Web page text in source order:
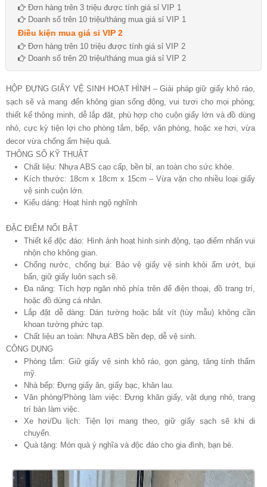
Đơn hàng trên 3 triệu được tính giá sỉ VIP 1
Doanh số trên 10 triệu/tháng mua giá sỉ VIP 1
Điều kiện mua giá sỉ VIP 2
Đơn hàng trên 10 triệu được tính giá sỉ VIP 2
Doanh số trên 20 triệu/tháng mua giá sỉ VIP 2
HỘP ĐỰNG GIẤY VỆ SINH HOẠT HÌNH – Giải pháp giữ giấy khô ráo,
sạch sẽ và mang đến không gian sống động, vui tươi cho mọi phòng;
thiết kế thông minh, dễ lắp đặt, phù hợp cho cuộn giấy lớn và đồ dùng
nhỏ, cực kỳ tiện lợi cho phòng tắm, bếp, văn phòng, hoặc xe hơi, vừa
decor vừa chống ẩm hiệu quả.
THÔNG SỐ KỸ THUẬT
Chất liệu: Nhựa ABS cao cấp, bền bỉ, an toàn cho sức khỏe.
Kích thước: 18cm x 18cm x 15cm – Vừa vặn cho nhiều loại giấy
vệ sinh cuộn lớn.
Kiểu dáng: Hoạt hình ngộ nghĩnh
ĐẶC ĐIỂM NỔI BẬT
Thiết kế độc đáo: Hình ảnh hoạt hình sinh động, tạo điểm nhấn vui
nhộn cho không gian.
Chống nước, chống bụi: Bảo vệ giấy vệ sinh khỏi ẩm ướt, bụi
bẩn, giữ giấy luôn sạch sẽ.
Đa năng: Tích hợp ngăn nhỏ phía trên để điện thoại, đồ trang trí,
hoặc đồ dùng cá nhân.
Lắp đặt dễ dàng: Dán tường hoặc bắt vít (tùy mẫu) không cần
khoan tường phức tạp.
Chất liệu an toàn: Nhựa ABS bền đẹp, dễ vệ sinh.
CÔNG DỤNG
Phòng tắm: Giữ giấy vệ sinh khô ráo, gọn gàng, tăng tính thẩm
mỹ.
Nhà bếp: Đựng giấy ăn, giấy bạc, khăn lau.
Văn phòng/Phòng làm việc: Đựng khăn giấy, vật dụng nhỏ, trang
trí bàn làm việc.
Xe hơi/Du lịch: Tiện lợi mang theo, giữ giấy sạch sẽ khi di
chuyển.
Quà tặng: Món quà ý nghĩa và độc đáo cho gia đình, bạn bè.